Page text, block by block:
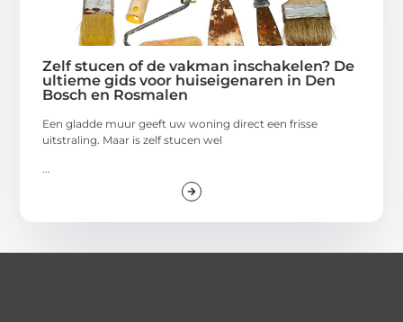
Zelf stucen of de vakman inschakelen? De
ultieme gids voor huiseigenaren in Den
Bosch en Rosmalen
Een gladde muur geeft uw woning direct een frisse
uitstraling. Maar is zelf stucen wel